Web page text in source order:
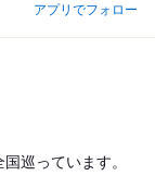
アプリでフォロー
巡っています。